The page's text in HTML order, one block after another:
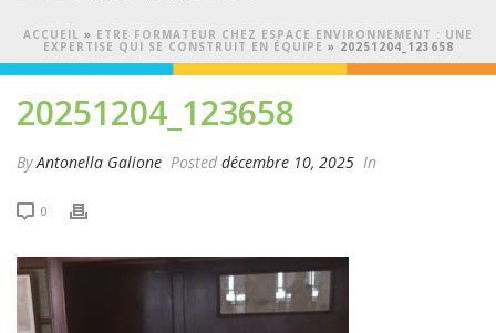
ACCUEIL » ETRE FORMATEUR CHEZ ESPACE ENVIRONNEMENT : UNE
EXPERTISE QUI SE CONSTRUIT EN ÉQUIPE » 20251204_123658
20251204_123658
ByAntonella Galione Posted décembre 10, 2025 In
0